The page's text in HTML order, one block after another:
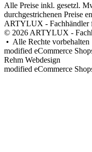
Alle Preise inkl. gesetzl.
durchgestrichenen Preise
ARTYLUX - Fachhändler
© 2026 ARTYLUX -
• Alle Rechte vorbehalten
modified eCommerce
Rehm Webdesign
modified eCommerce